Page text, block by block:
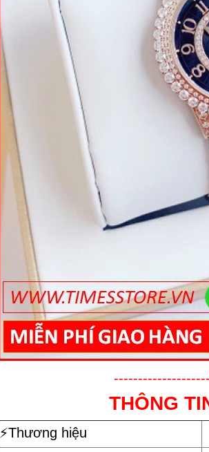
THÔNG
⚡️Thương hiệu